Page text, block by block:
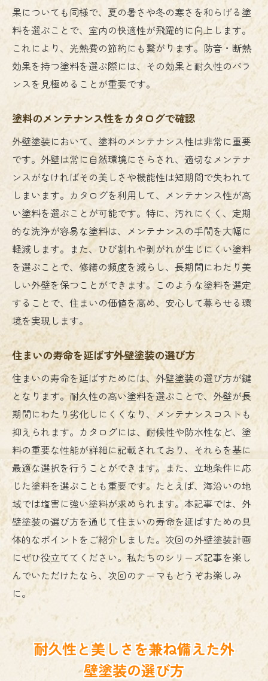
果についても同様で、夏の暑さや冬の寒さを和らげる塗
料を選ぶことで、室内の快適性が飛躍的に向上します。
これにより、光熱費の節約にも繋がります。防音・断熱
効果を持つ塗料を選ぶ際には、その効果と耐久性のバラ
ンスを見極めることが重要です。
塗料のメンテナンス性をカタログで確認
外壁塗装において、塗料のメンテナンス性は非常に重要
です。外壁は常に自然環境にさらされ、適切なメンテナ
ンスがなければその美しさや機能性は短期間で失われて
しまいます。カタログを利用して、メンテナンス性が高
い塗料を選ぶことが可能です。特に、汚れにくく、定期
的な洗浄が容易な塗料は、メンテナンスの手間を大幅に
軽減します。また、ひび割れや剥がれが生じにくい塗料
を選ぶことで、修繕の頻度を減らし、長期間にわたり美
しい外壁を保つことができます。このような塗料を選定
することで、住まいの価値を高め、安心して暮らせる環
境を実現します。
住まいの寿命を延ばす外壁塗装の選び方
住まいの寿命を延ばすためには、外壁塗装の選び方が鍵
となります。耐久性の高い塗料を選ぶことで、外壁が長
期間にわたり劣化しにくくなり、メンテナンスコストも
抑えられます。カタログには、耐候性や防水性など、塗
料の重要な性能が詳細に記載されており、それらを基に
最適な選択を行うことができます。また、立地条件に応
じた塗料を選ぶことも重要です。たとえば、海沿いの地
域では塩害に強い塗料が求められます。本記事では、外
壁塗装の選び方を通じて住まいの寿命を延ばすための具
体的なポイントをご紹介しました。次回の外壁塗装計画
にぜひ役立ててください。私たちのシリーズ記事を楽し
んでいただけたなら、次回のテーマもどうぞお楽しみ
に。
耐久性と美しさを兼ね備えた外
壁塗装の選び方